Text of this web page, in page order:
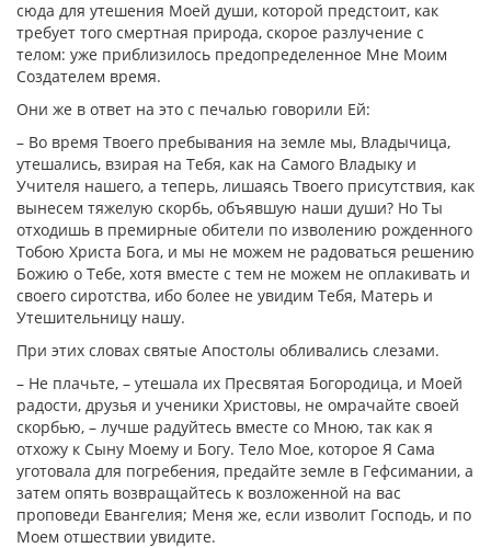
сюда для утешения Моей души, которой предстоит, как
требует того смертная природа, скорое разлучение с
телом: уже приблизилось предопределенное Мне Моим
Создателем время.
Они же в ответ на это с печалью говорили Ей:
– Во время Твоего пребывания на земле мы, Владычица,
утешались, взирая на Тебя, как на Самого Владыку и
Учителя нашего, а теперь, лишаясь Твоего присутствия, как
вынесем тяжелую скорбь, объявшую наши души? Но Ты
отходишь в премирные обители по изволению рожденного
Тобою Христа Бога, и мы не можем не радоваться решению
Божию о Тебе, хотя вместе с тем не можем не оплакивать и
своего сиротства, ибо более не увидим Тебя, Матерь и
Утешительницу нашу.
При этих словах святые Апостолы обливались слезами.
– Не плачьте, – утешала их Пресвятая Богородица, и Моей
радости, друзья и ученики Христовы, не омрачайте своей
скорбью, – лучше радуйтесь вместе со Мною, так как я
отхожу к Сыну Моему и Богу. Тело Мое, которое Я Сама
уготовала для погребения, предайте земле в Гефсимании, а
затем опять возвращайтесь к возложенной на вас
проповеди Евангелия; Меня же, если изволит Господь, и по
Моем отшествии увидите.